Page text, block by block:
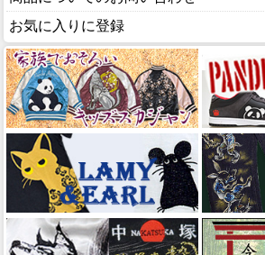
お気に入りに登録